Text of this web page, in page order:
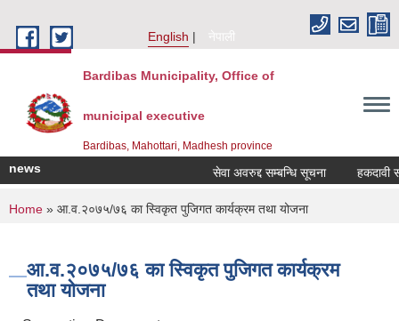
English
नेपाली
Bardibas Municipality, Office of
municipal executive
Bardibas, Mahottari, Madhesh province
news सेवा अवरुद्द सम्बन्धि सूचना हकदावी
You are here
Home » आ.व.२०७५/७६ का स्विकृत पुजिगत कार्यक्रम तथा योजना
आ.व.२०७५/७६ का स्विकृत पुजिगत कार्यक्रम
तथा योजना